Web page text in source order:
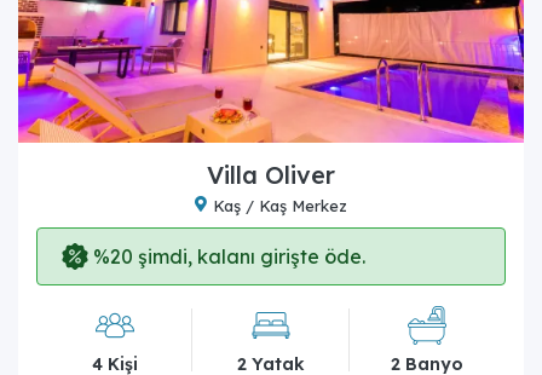
Villa Oliver
Kaş / Kaş Merkez
%20 şimdi, kalanı girişte öde.
4 Kişi 2 Yatak 2 Banyo